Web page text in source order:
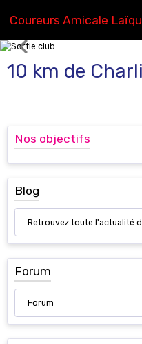
Coureurs Amicale
10 km de
Nos objectifs
Blog
Retrouvez toute l'actualité
Forum
Forum